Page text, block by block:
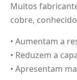
Muitos
cobre,
• Aumentam a
• Reduzem a
• Apresentam